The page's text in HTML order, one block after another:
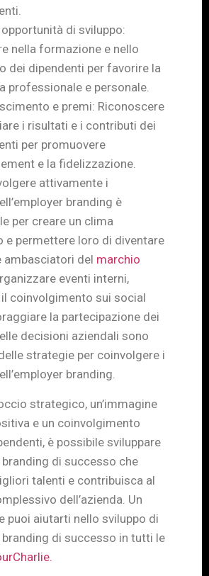
di sviluppo:
nella formazione e nello
dei dipendenti per favorire la
professionale e personale.
e premi: Riconoscere
i risultati e i contributi dei
per promuovere
e la fidelizzazione.
attivamente i
branding è
per creare un clima
e permettere loro di diventare
del marchio
eventi interni,
coinvolgimento sui social
la partecipazione dei
decisioni aziendali sono
strategie per coinvolgere i
branding.
strategico, un’immagine
e un coinvolgimento
è possibile sviluppare
di successo che
talenti e contribuisca al
dell’azienda. Un
puoi aiutarti nello sviluppo di
branding di successo in tutti le